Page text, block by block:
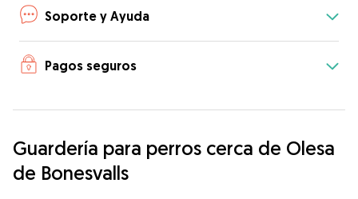
Soporte y Ayuda
Pagos seguros
Guardería para perros cerca de Olesa
de Bonesvalls